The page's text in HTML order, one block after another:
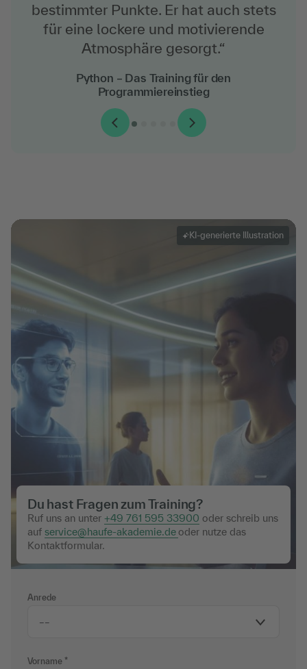
bestimmter Punkte. Er hat auch stets
für eine lockere und motivierende
Atmosphäre gesorgt.“
Python – Das Training für den
Programmiereinstieg
JavaScript – Das Grundlagen-Training
VMware vSphere: Install, Configure, Manage
(V8)
Windows Server 2022 – Das Training für
Microsoft-Administrator:innen
SQL – Das Grundlagen-Training
Anrede
Vorname
Du hast Fragen zum Training?
Ruf uns an unter +49 761 595 33900 oder schreib uns
auf service@haufe-akademie.de oder nutze das
Kontaktformular.
KI-generierte Illustration